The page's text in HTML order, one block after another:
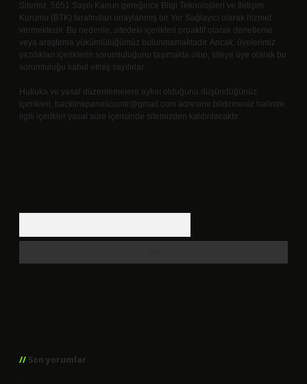
Sitemiz, 5651 Sayılı Kanun gereğince Bilgi Teknolojileri ve İletişim
Kurumu (BTK) tarafından onaylanmış bir Yer Sağlayıcı olarak hizmet
vermektedir. Bu nedenle, sitedeki içerikleri proaktif olarak denetleme
veya araştırma yükümlülüğümüz bulunmamaktadır. Ancak, üyelerimiz
yazdıkları içeriklerin sorumluluğunu taşımakta olup, siteye üye olarak bu
sorumluluğu kabul etmiş sayılırlar.
Hukuka ve yasal düzenlemelere aykırı olduğunu düşündüğünüz
içerikleri, backlinkpanelicomtr@gmail.com adresine bildirmeniz halinde,
ilgili içerikler yasal süre içerisinde sitemizden kaldırılacaktır.
Son yorumlar